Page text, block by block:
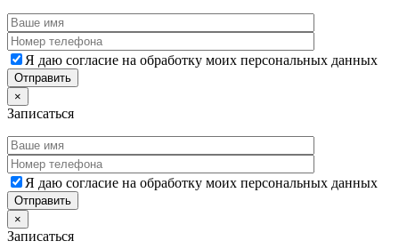
Я даю согласие на обработку моих персональных данных
×
Записаться
Я даю согласие на обработку моих персональных данных
×
Записаться